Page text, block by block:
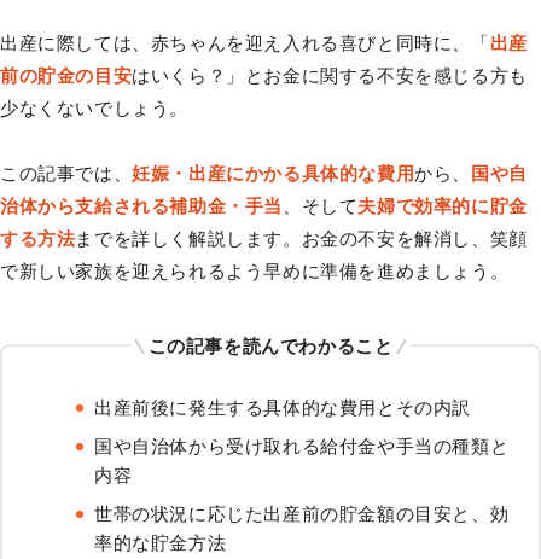
出産に際しては、赤ちゃんを迎え入れる喜びと同時に、「出産
前の貯金の目安はいくら？」とお金に関する不安を感じる方も
少なくないでしょう。
この記事では、妊娠・出産にかかる具体的な費用から、
国や自
治体から支給される補助金・手当
、そして夫婦で効率的に貯金
する方法までを詳しく解説します。お金の不安を解消し、笑顔
で新しい家族を迎えられるよう早めに準備を進めましょう。
この記事を読んでわかること
出産前後に発生する具体的な費用とその内訳
国や自治体から受け取れる給付金や手当の種類と
内容
世帯の状況に応じた出産前の貯金額の目安と、効
率的な貯金方法